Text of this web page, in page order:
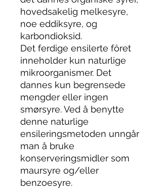
hovedsakelig melkesyre,
noe eddiksyre, og
karbondioksid.
Det ferdige ensilerte fôret
inneholder kun naturlige
mikroorganismer. Det
dannes kun begrensede
mengder eller ingen
smørsyre. Ved å benytte
denne naturlige
ensileringsmetoden unngår
man å bruke
konserveringsmidler som
maursyre og/eller
benzoesyre.